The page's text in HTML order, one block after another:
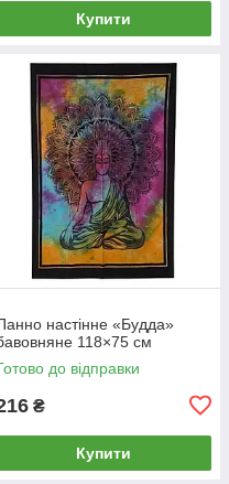
Купити
настінне «Будда»
118×75 см
до відправки
₴
Купити